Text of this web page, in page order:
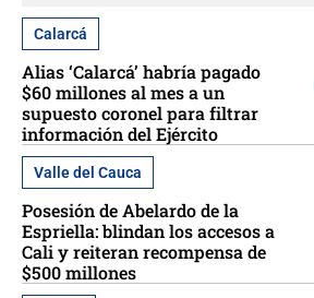
Calarcá
Alias ‘Calarcá’ habría pagado
$60 millones al mes a un
supuesto coronel para filtrar
información del Ejército
Valle del Cauca
Posesión de Abelardo de la
Espriella: blindan los accesos a
Cali y reiteran recompensa de
$500 millones